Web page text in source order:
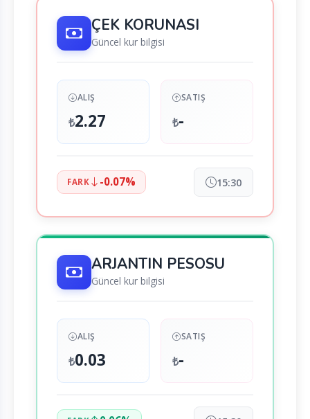
ÇEK KORUNASI
Güncel kur bilgisi
ALIŞ
₺2.27
SATIŞ
₺-
FARK -0.07% 15:30
ARJANTIN PESOSU
Güncel kur bilgisi
ALIŞ
₺0.03
SATIŞ
₺-